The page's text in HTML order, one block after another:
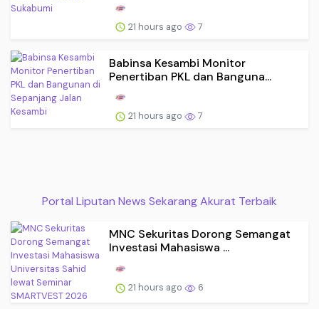
21 hours ago 7
Babinsa Kesambi Monitor
Penertiban PKL dan Banguna...
21 hours ago 7
Portal Liputan News Sekarang Akurat Terbaik
MNC Sekuritas Dorong Semangat
Investasi Mahasiswa ...
21 hours ago 6